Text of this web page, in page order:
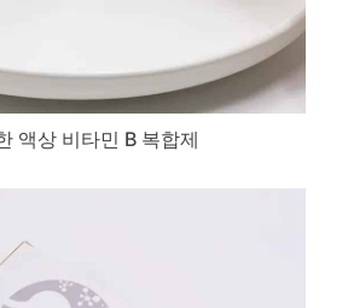
액상 비타민 B 복합제